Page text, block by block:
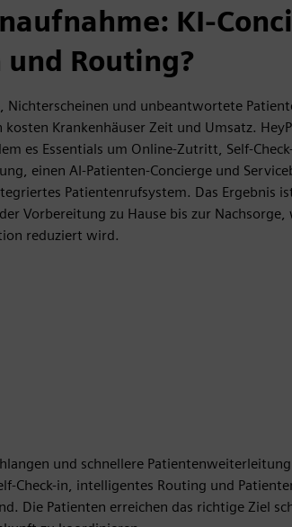
KI-
und Routing?
Nichterscheinen und unbeantwortete
kosten Krankenhäuser Zeit und Umsatz.
es Essentials um Online-Zutritt, Self-
einen AI-Patienten-Concierge und
Patientenrufsystem. Das Ergebnis
Vorbereitung zu Hause bis zur
reduziert wird.
und schnellere Patientenweiterleitung
Check-in, intelligentes Routing und
Die Patienten erreichen das richtige Ziel